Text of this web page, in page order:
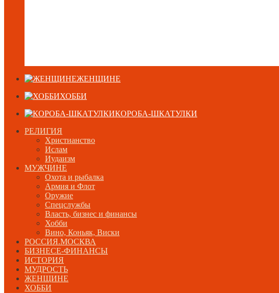
ЖЕНЩИНЕ
ХОББИ
КОРОБА-ШКАТУЛКИ
РЕЛИГИЯ
Христианство
Ислам
Иудаизм
МУЖЧИНЕ
Охота и рыбалка
Армия и Флот
Оружие
Спецслужбы
Власть, бизнес и финансы
Хобби
Вино, Коньяк, Виски
РОССИЯ.МОСКВА
БИЗНЕСЕ-ФИНАНСЫ
ИСТОРИЯ
МУДРОСТЬ
ЖЕНЩИНЕ
ХОББИ